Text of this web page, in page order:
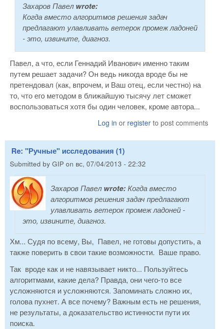
Захаров Павел wrote:
Когда вместо алгоритмов решения задач
предлагают улавливать ветерок промеж ладоней
- это, извините, диагноз.
Павел, а что, если Геннадий Иванович именно таким
путем решает задачи? Он ведь никогда вроде бы не
претендовал (как, впрочем, и Ваш отец, если честно) на
то, что его методом в ближайшую тысячу лет сможет
воспользоваться хотя бы один человек, кроме автора...
Log in or register to post comments
Re: "Ручные" исследования (1)
Submitted by GIP on вс, 07/04/2013 - 22:32
Захаров Павел wrote:Когда вместо
алгоритмов решения задач предлагают
улавливать ветерок промеж ладоней -
это, извините, диагноз.
Хм... Судя по всему, Вы, Павел, не готовы допустить, а
также поверить в свои такие возможности. Ваше право.
Так вроде как и не навязывает никто... Пользуйтесь
алгоритмами, какие дела? Правда, они чего-то все
усложняются и усложняются. Запоминать сложно их,
голова пухнет. А все почему? Важным есть не решения,
не результаты, а доказательство истинности пути их
поиска.